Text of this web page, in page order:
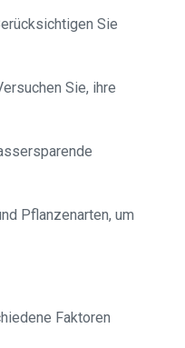
Sie
Sie, ihre
Pflanzenarten, um
Faktoren